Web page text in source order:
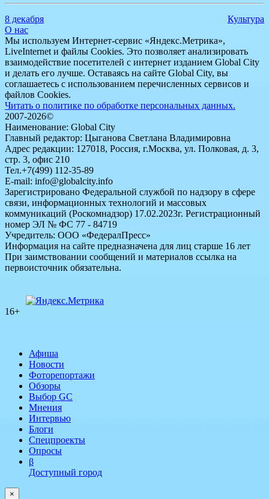
8 декабря
Культура
О нас
Мы используем Интернет-сервис «Яндекс.Метрика»,
LiveInternet и файлы Cookies. Это позволяет анализировать
взаимодействие посетителей с интернет изданием Global City
и делать его лучше. Оставаясь на сайте Global City, вы
соглашаетесь с использованием перечисленных сервисов и
файлов Cookies.
Читать о политике по обработке персональных данных.
2007-2026©
Наименование: Global City
Главный редактор: Цыганова Светлана Владимировна
Адрес редакции: 127018, Россия, г.Москва, ул. Полковая, д. 3,
стр. 3, офис 210
Тел.+7(499) 112-35-89
E-mail: info@globalcity.info
Зарегистрировано Федеральной службой по надзору в сфере
связи, информационных технологий и массовых
коммуникаций (Роскомнадзор) 17.02.2023г. Регистрационный
номер ЭЛ № ФС 77 - 84719
Учредитель: ООО «ФедералПресс»
Информация на сайте предназначена для лиц старше 16 лет
При заимствовании сообщений и материалов ссылка на
первоисточник обязательна.
16+
Афиша
Новости
Фоторепортажи
Обзоры
Выбор GC
Мнения
Интервью
Блоги
Спецпроекты
Опросы
β
Доступный город
×